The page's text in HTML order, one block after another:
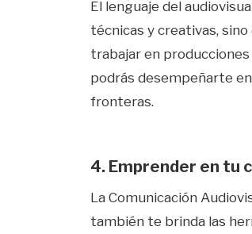
El lenguaje del
técnicas y creativas,
trabajar en
podrás desempeñarte
fronteras.
4. Emprender en tu
La Comunicación
también te brinda las